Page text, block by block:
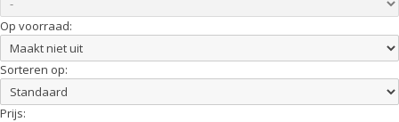
Op voorraad:
Sorteren op:
Prijs: